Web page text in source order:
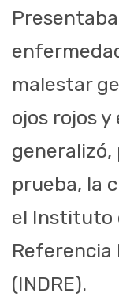
malestar
ojos rojos
generalizó,
prueba, la
el Instituto
Referencia
(INDRE).